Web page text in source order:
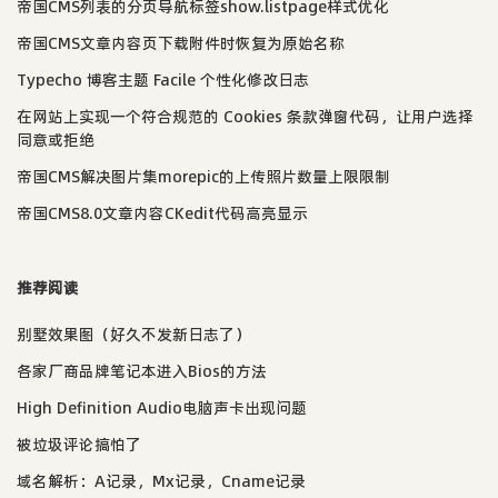
帝国CMS列表的分页导航标签show.listpage样式优化
帝国CMS文章内容页下载附件时恢复为原始名称
Typecho 博客主题 Facile 个性化修改日志
在网站上实现一个符合规范的 Cookies 条款弹窗代码，让用户选择
同意或拒绝
帝国CMS解决图片集morepic的上传照片数量上限限制
帝国CMS8.0文章内容CKedit代码高亮显示
推荐阅读
别墅效果图（好久不发新日志了）
各家厂商品牌笔记本进入Bios的方法
High Definition Audio电脑声卡出现问题
被垃圾评论搞怕了
域名解析：A记录，Mx记录，Cname记录